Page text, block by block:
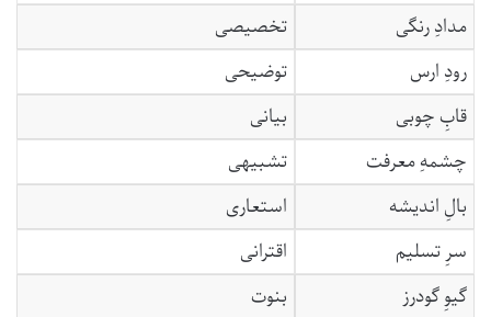
مدادِ رنگی
تخصیصی
رودِ ارس
توضیحی
قابِ چوبی
بیانی
چشمهِ معرفت
تشبیهی
بالِ اندیشه
استعاری
سرِ تسلیم
اقترانی
گیوِ گودرز
بنوت